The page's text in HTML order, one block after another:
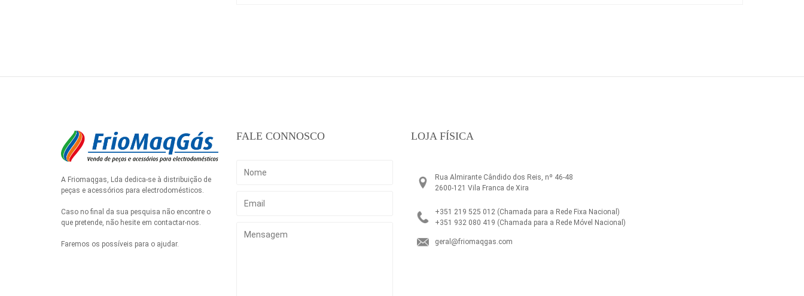
A Friomaqgas, Lda dedica-se à distribuição de
peças e acessórios para electrodomésticos.
Caso no final da sua pesquisa não encontre o
que pretende, não hesite em contactar-nos.
Faremos os possíveis para o ajudar.
FALE CONNOSCO LOJA FÍSICA
Rua Almirante Cândido dos Reis, nº 46-48
2600-121 Vila Franca de Xira
+351 219 525 012 (Chamada para a Rede Fixa Nacional)
+351 932 080 419 (Chamada para a Rede Móvel Nacional)
geral@friomaqgas.com